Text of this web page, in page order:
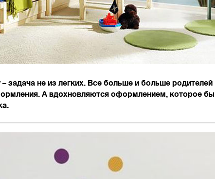
задача не из легких. Все больше и больше родителей
А вдохновляются оформлением, которое бы